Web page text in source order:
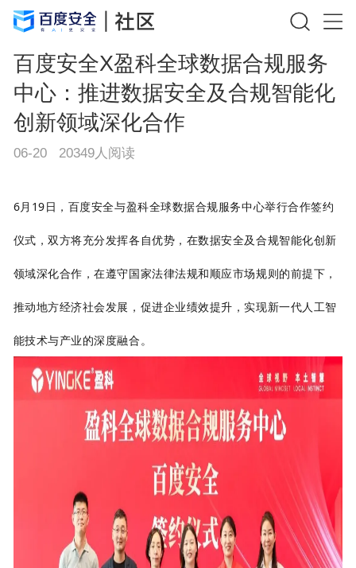
百度安全X盈科全球数据合规服务
中心：推进数据安全及合规智能化
创新领域深化合作
06-20 20349人阅读
6月19日，百度安全与盈科全球数据合规服务中心举行合作签约
仪式，双方将充分发挥各自优势，在数据安全及合规智能化创新
领域深化合作，在遵守国家法律法规和顺应市场规则的前提下，
推动地方经济社会发展，促进企业绩效提升，实现新一代人工智
能技术与产业的深度融合。